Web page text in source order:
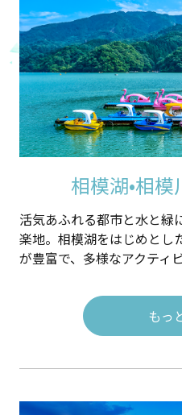
相模湖•相
活気あふれる都市と水と緑
楽地。相模湖をはじめとし
が豊富で、多様なアクティ
もっ